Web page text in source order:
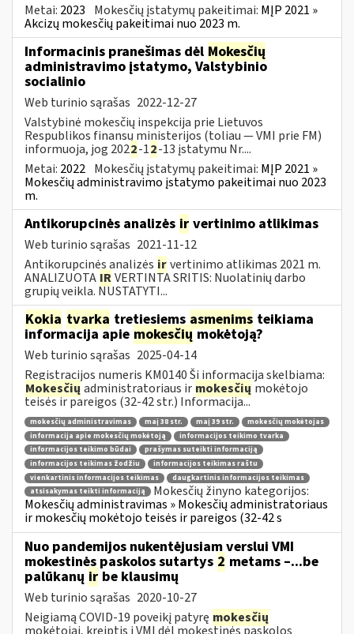
Metai: 2023 Mokesčių įstatymų pakeitimai: MĮP 2021 »
Akcizų mokesčių pakeitimai nuo 2023 m.
Informacinis pranešimas dėl Mokesčių
administravimo įstatymo, Valstybinio
socialinio
Web turinio sąrašas 2022-12-27
Valstybinė mokesčių inspekcija prie Lietuvos
Respublikos finansų ministerijos (toliau — VMI prie FM)
informuoja, jog 2022-12-13 įstatymu Nr....
Metai: 2022 Mokesčių įstatymų pakeitimai: MĮP 2021 »
Mokesčių administravimo įstatymo pakeitimai nuo 2023
m.
Antikorupcinės analizės ir vertinimo atlikimas
Web turinio sąrašas 2021-11-12
Antikorupcinės analizės irvertinimo atlikimas 2021 m.
ANALIZUOTA IRVERTINTA SRITIS: Nuolatinių darbo
grupių veikla. NUSTATYTI...
Kokia tvarka tretiesiems asmenims teikiama
informacija apie mokesčiųmokėtoją?
Web turinio sąrašas 2025-04-14
Registracijos numeris KM0140 Ši informacija skelbiama:
Mokesčių administratoriaus ir mokesčių mokėtojo
teisės ir pareigos (32-42 str.) Informacija...
mokesčių administravimas maį 38 str. maį 39 str.
mokesčių mokėtojas
informacija apie mokesčių mokėtoją
informacijos teikimo tvarka
informacijos teikimo būdai
prašymas suteikti informaciją
informacijos teikimas žodžiu
informacijos teikimas raštu
vienkartinis informacijos teikimas
daugkartinis informacijos teikimas
atsisakymas teikti informaciją
Mokesčių žinyno kategorijos:
Mokesčių administravimas » Mokesčių administratoriaus
ir mokesčių mokėtojo teisės ir pareigos (32-42 s
Nuo pandemijos nukentėjusiam verslui VMI
mokestinės paskolos sutartys 2 metams –...be
palūkanų ir be klausimų
Web turinio sąrašas 2020-10-27
Neigiamą COVID-19 poveikį patyrę mokesčių
mokėtojai, kreiptis į VMI dėl mokestinės paskolos